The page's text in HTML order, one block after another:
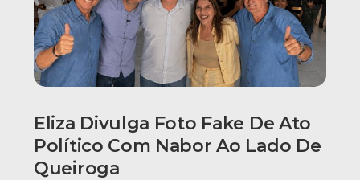
Eliza Divulga Foto Fake De Ato
Político Com Nabor Ao Lado De
Queiroga